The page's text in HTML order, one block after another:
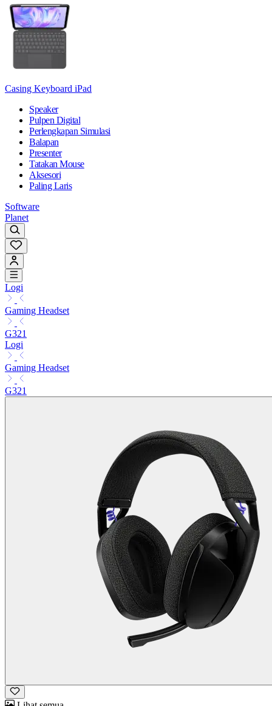
Casing Keyboard iPad
Speaker
Pulpen Digital
Perlengkapan Simulasi
Balapan
Presenter
Tatakan Mouse
Aksesori
Paling Laris
Software
Planet
Logi
Gaming Headset
G321
Logi
Gaming Headset
G321